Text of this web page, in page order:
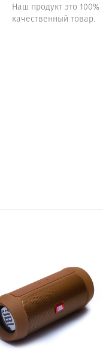
Наш продукт это 100%
качественный товар.